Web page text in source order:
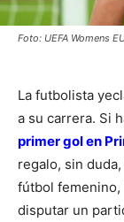
Foto: UEFA Womens
La futbolista
a su carrera. Si
primer gol en
regalo, sin
fútbol femenino,
disputar un